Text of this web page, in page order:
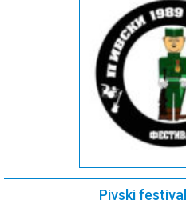
Pivski